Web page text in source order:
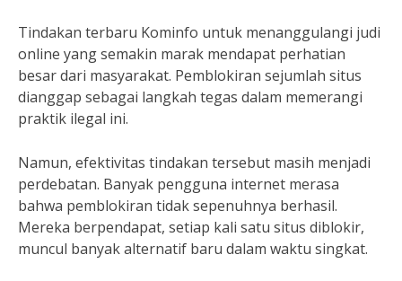
Tindakan terbaru Kominfo untuk menanggulangi judi
online yang semakin marak mendapat perhatian
besar dari masyarakat. Pemblokiran sejumlah situs
dianggap sebagai langkah tegas dalam memerangi
praktik ilegal ini.
Namun, efektivitas tindakan tersebut masih menjadi
perdebatan. Banyak pengguna internet merasa
bahwa pemblokiran tidak sepenuhnya berhasil.
Mereka berpendapat, setiap kali satu situs diblokir,
muncul banyak alternatif baru dalam waktu singkat.